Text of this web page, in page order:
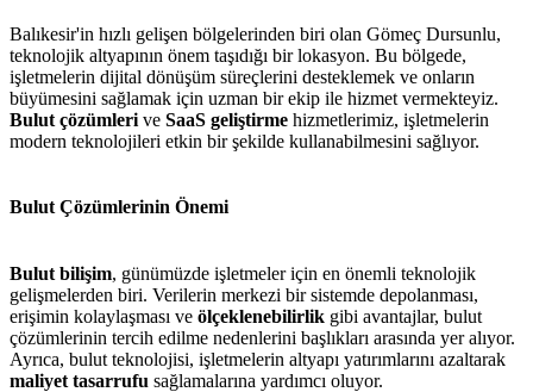
Balıkesir'in hızlı gelişen bölgelerinden biri olan Gömeç Dursunlu,
teknolojik altyapının önem taşıdığı bir lokasyon. Bu bölgede,
işletmelerin dijital dönüşüm süreçlerini desteklemek ve onların
büyümesini sağlamak için uzman bir ekip ile hizmet vermekteyiz.
Bulut çözümleri ve SaaS geliştirme hizmetlerimiz, işletmelerin
modern teknolojileri etkin bir şekilde kullanabilmesini sağlıyor.
Bulut Çözümlerinin Önemi
Bulut bilişim, günümüzde işletmeler için en önemli teknolojik
gelişmelerden biri. Verilerin merkezi bir sistemde depolanması,
erişimin kolaylaşması ve ölçeklenebilirlik gibi avantajlar, bulut
çözümlerinin tercih edilme nedenlerini başlıkları arasında yer alıyor.
Ayrıca, bulut teknolojisi, işletmelerin altyapı yatırımlarını azaltarak
maliyet tasarrufu sağlamalarına yardımcı oluyor.